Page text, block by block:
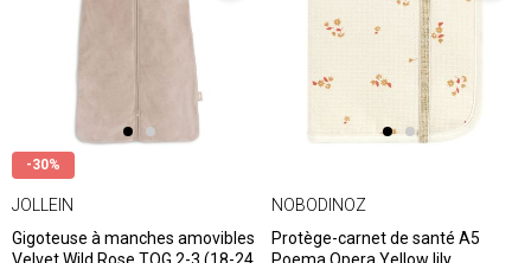
-30%
JOLLEIN
Gigoteuse à manches amovibles
NOBODINOZ
Protège-carnet de santé A5